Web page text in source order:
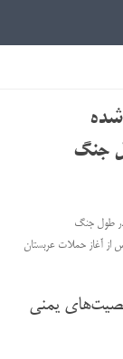
شده
جنگ
در طول جنگ
آغاز حملات عربستان
یمنی